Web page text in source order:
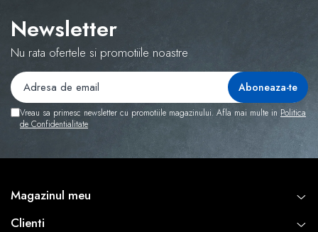
Newsletter
Nu rata ofertele si promotiile noastre
Vreau sa primesc newsletter cu promotiile magazinului. Afla mai multe in Politica
de Confidentialitate
Magazinul meu
Clienti